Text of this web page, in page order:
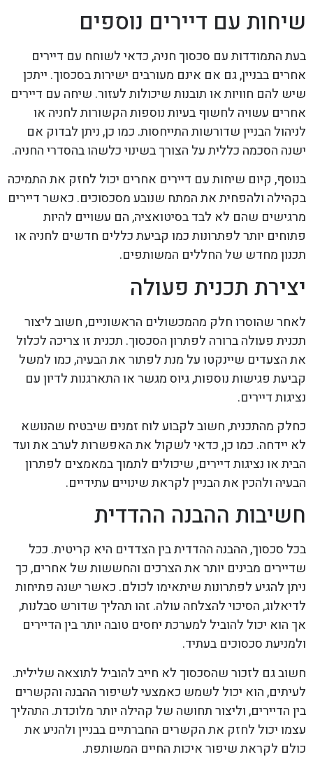
שיחות עם דיירים נוספים
בעת התמודדות עם סכסוך חניה, כדאי לשוחח עם דיירים
אחרים בבניין, גם אם אינם מעורבים ישירות בסכסוך. ייתכן
שיש להם חוויות או תובנות שיכולות לעזור. שיחה עם דיירים
אחרים עשויה לחשוף בעיות נוספות הקשורות לחניה או
לניהול הבניין שדורשות התייחסות. כמו כן, ניתן לבדוק אם
ישנה הסכמה כללית על הצורך בשינוי כלשהו בהסדרי החניה.
בנוסף, קיום שיחות עם דיירים אחרים יכול לחזק את התמיכה
בקהילה ולהפחית את המתח שנובע מסכסוכים. כאשר דיירים
מרגישים שהם לא לבד בסיטואציה, הם עשויים להיות
פתוחים יותר לפתרונות כמו קביעת כללים חדשים לחניה או
תכנון מחדש של החללים המשותפים.
יצירת תכנית פעולה
לאחר שהוסרו חלק מהמכשולים הראשוניים, חשוב ליצור
תכנית פעולה ברורה לפתרון הסכסוך. תכנית זו צריכה לכלול
את הצעדים שיינקטו על מנת לפתור את הבעיה, כמו למשל
קביעת פגישות נוספות, גיוס מגשר או התארגנות לדיון עם
נציגות דיירים.
כחלק מהתכנית, חשוב לקבוע לוח זמנים שיבטיח שהנושא
לא יידחה. כמו כן, כדאי לשקול את האפשרות לערב את ועד
הבית או נציגות דיירים, שיכולים לתמוך במאמצים לפתרון
הבעיה ולהכין את הבניין לקראת שינויים עתידיים.
חשיבות ההבנה ההדדית
בכל סכסוך, ההבנה ההדדית בין הצדדים היא קריטית. ככל
שדיירים מבינים יותר את הצרכים והחששות של אחרים, כך
ניתן להגיע לפתרונות שיתאימו לכולם. כאשר ישנה פתיחות
לדיאלוג, הסיכוי להצלחה עולה. זהו תהליך שדורש סבלנות,
אך הוא יכול להוביל למערכת יחסים טובה יותר בין הדיירים
ולמניעת סכסוכים בעתיד.
חשוב גם לזכור שהסכסוך לא חייב להוביל לתוצאה שלילית.
לעיתים, הוא יכול לשמש כאמצעי לשיפור ההבנה והקשרים
בין הדיירים, וליצור תחושה של קהילה יותר מלוכדת. התהליך
עצמו יכול לחזק את הקשרים החברתיים בבניין ולהניע את
כולם לקראת שיפור איכות החיים המשותפת.